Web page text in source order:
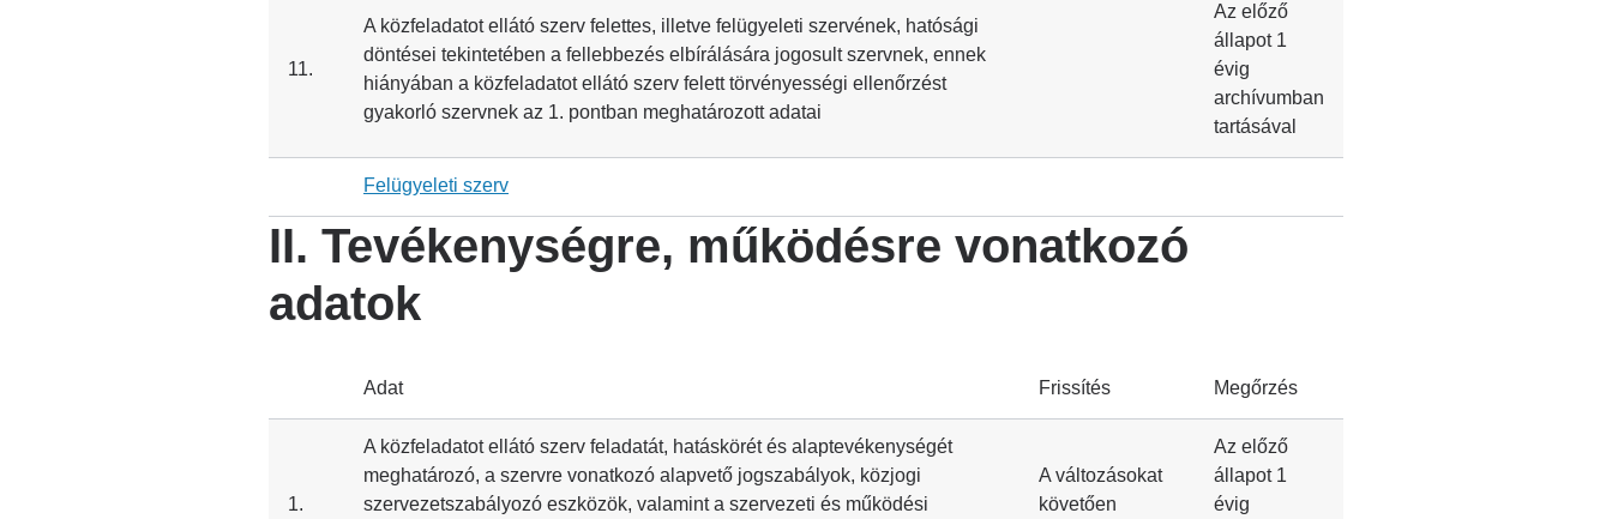
11.
A közfeladatot ellátó szerv felettes, illetve felügyeleti szervének, hatósági
döntései tekintetében a fellebbezés elbírálására jogosult szervnek, ennek
hiányában a közfeladatot ellátó szerv felett törvényességi ellenőrzést
gyakorló szervnek az 1. pontban meghatározott adatai
Az előző
állapot 1
évig
archívumban
tartásával
Felügyeleti szerv
II. Tevékenységre, működésre vonatkozó
adatok
Adat Frissítés Megőrzés
1.
A közfeladatot ellátó szerv feladatát, hatáskörét és alaptevékenységét
meghatározó, a szervre vonatkozó alapvető jogszabályok, közjogi
szervezetszabályozó eszközök, valamint a szervezeti és működési
A változásokat
követően
Az előző
állapot 1
évig